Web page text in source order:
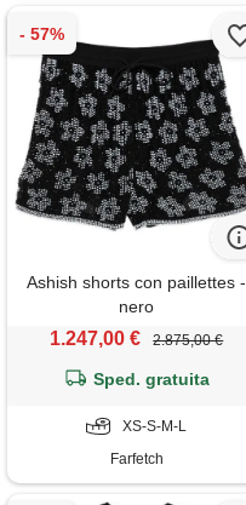
Ashish shorts con paillettes -
nero
1.247,00 € 2.875,00 €
Sped. gratuita
XS-S-M-L
Farfetch